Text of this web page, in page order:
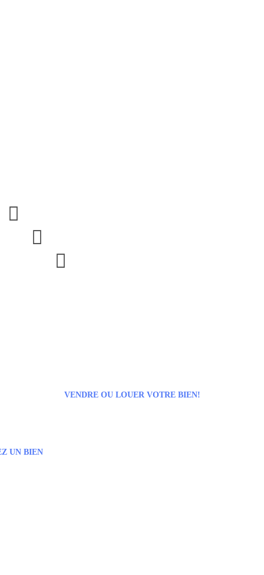



VENDRE OU LOUER VOTRE BIEN!
UN BIEN